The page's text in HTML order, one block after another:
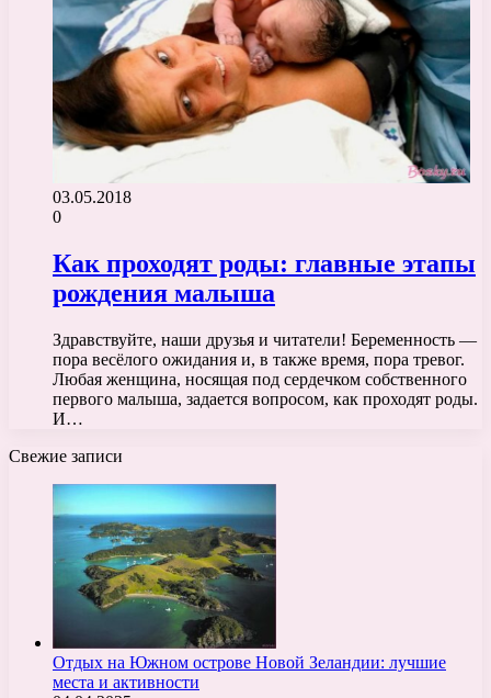
03.05.2018
0
Как проходят роды: главные этапы
рождения малыша
Здравствуйте, наши друзья и читатели! Беременность —
пора весёлого ожидания и, в также время, пора тревог.
Любая женщина, носящая под сердечком собственного
первого малыша, задается вопросом, как проходят роды.
И…
Свежие записи
Отдых на Южном острове Новой Зеландии: лучшие
места и активности